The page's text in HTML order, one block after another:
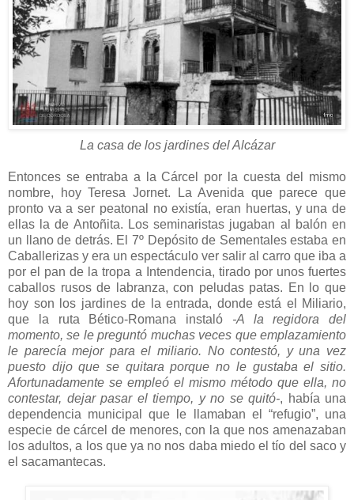
La casa de los jardines del Alcázar
Entonces se entraba a la Cárcel por la cuesta del mismo
nombre, hoy Teresa Jornet. La Avenida que parece que
pronto va a ser peatonal no existía, eran huertas, y una de
ellas la de Antoñita. Los seminaristas jugaban al balón en
un llano de detrás. El 7º Depósito de Sementales estaba en
Caballerizas y era un espectáculo ver salir al carro que iba a
por el pan de la tropa a Intendencia, tirado por unos fuertes
caballos rusos de labranza, con peludas patas. En lo que
hoy son los jardines de la entrada, donde está el Miliario,
que la ruta Bético-Romana instaló -A la regidora del
momento, se le preguntó muchas veces que emplazamiento
le parecía mejor para el miliario. No contestó, y una vez
puesto dijo que se quitara porque no le gustaba el sitio.
Afortunadamente se empleó el mismo método que ella, no
contestar, dejar pasar el tiempo, y no se quitó-, había una
dependencia municipal que le llamaban el “refugio”, una
especie de cárcel de menores, con la que nos amenazaban
los adultos, a los que ya no nos daba miedo el tío del saco y
el sacamantecas.